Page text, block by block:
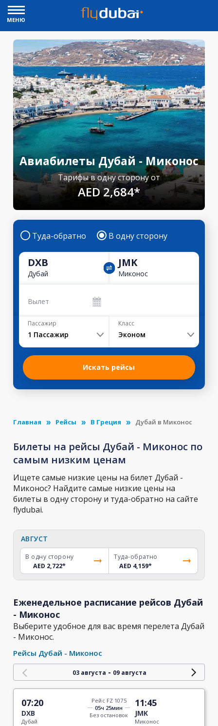
МЕНЮ
Авиабилеты Дубай - Миконос
Тарифы в одну сторону от
AED 2,684*
Туда-обратно В одну сторону
DXB
Дубай
JMK
Миконос
Вылет
Пассажир
1 Пассажир
Класс
Эконом
Искать рейсы
Главная Рейсы В Греция Дубай в Миконос
Билеты на рейсы Дубай - Миконос по
самым низким ценам
Ищете самые низкие цены на билет Дубай -
Миконос? Найдите самые низкие цены на
билеты в одну сторону и туда-обратно на сайте
flydubai.
АВГУСТ
В одну сторону
AED 2,722*
Туда-обратно
AED 4,159*
Еженедельное расписание рейсов Дубай
- Миконос
Выберите удобное для вас время перелета Дубай
- Миконос.
Рейсы Дубай - Миконос
03 августа - 09 августа
07:20
DXB
Дубай
Рейс FZ 1075
05ч 25мин
Без остановок
11:45
JMK
Миконос